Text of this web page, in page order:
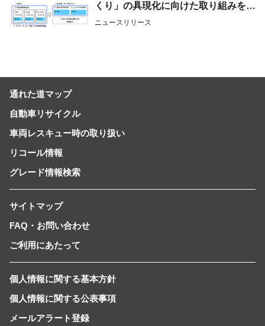
くり」の具現化に向けた取り組みを公
表
ニュースリリース
通れた道マップ
自動車リサイクル
車両レスキュー時の取り扱い
リコール情報
グレード情報検索
サイトマップ
FAQ・お問い合わせ
ご利用にあたって
個人情報に関する基本方針
個人情報に関する公表事項
メールアラート登録